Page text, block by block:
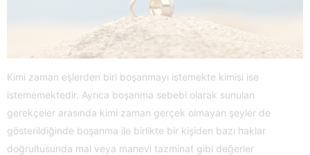
Kimi zaman eşlerden biri boşanmayı istemekte kimisi ise
istememektedir. Ayrıca boşanma sebebi olarak sunulan
gerekçeler arasında kimi zaman gerçek olmayan şeyler de
gösterildiğinde boşanma ile birlikte bir kişiden bazı haklar
doğrultusunda mal veya manevi tazminat gibi değerler